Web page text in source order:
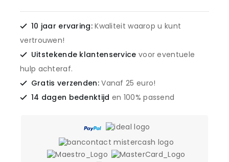
10 jaar ervaring:Kwaliteit waarop u kunt
vertrouwen!
Uitstekende klantenservice voor eventuele
hulp achteraf.
Gratis verzenden:Vanaf 25 euro!
14 dagen bedenktijd en 100% passend